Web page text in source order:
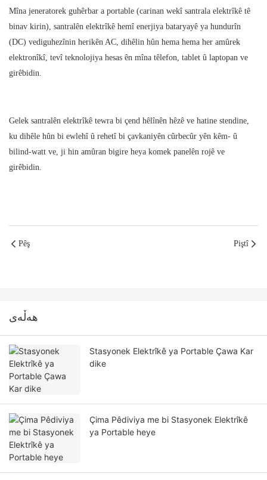
Mîna jeneratorek guhêrbar a portable (carinan wekî santrala elektrîkê tê
binav kirin), santralên elektrîkê hemî enerjiya bataryayê ya hundurîn
(DC) vediguhezînin herikên AC, dihêlin hûn hema hema her amûrek
elektronîkî, tevî teknolojiya hesas ên mîna têlefon, tablet û laptopan ve
girêbidin.
Gelek santralên elektrîkê tewra bi çend hêlînên hêzê ve hatine stendine,
ku dihêle hûn bi ewlehî û rehetî bi çavkaniyên cûrbecûr yên kêm- û
bilind-watt ve, ji hin amûran bigire heya komek panelên rojê ve
girêbidin.
Pêş Piştî
هەڵەی
Stasyonek Elektrîkê ya Portable Çawa Kar
dike
Çima Pêdiviya me bi Stasyonek Elektrîkê
ya Portable heye